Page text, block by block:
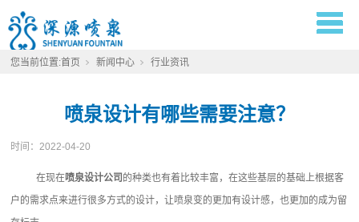
您当前位置:首页 新闻中心 行业资讯
喷泉设计有哪些需要注意？
时间：2022-04-20
在现在喷泉设计公司 ‍的种类也有着比较丰富，在这些基层的基础上根据客
户的需求点来进行很多方式的设计，让喷泉变的更加有设计感，也更加的成为留